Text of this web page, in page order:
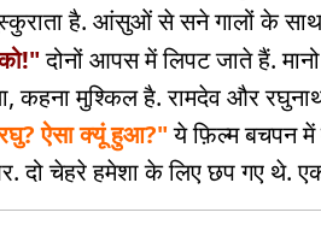
है. आंसुओं से सने गालों के
दोनों आपस में लिपट जाते हैं.
कहना मुश्किल है. रामदेव और
ऐसा क्यूं हुआ?"ये फ़िल्म बचपन में
दो चेहरे हमेशा के लिए छप गए थे.